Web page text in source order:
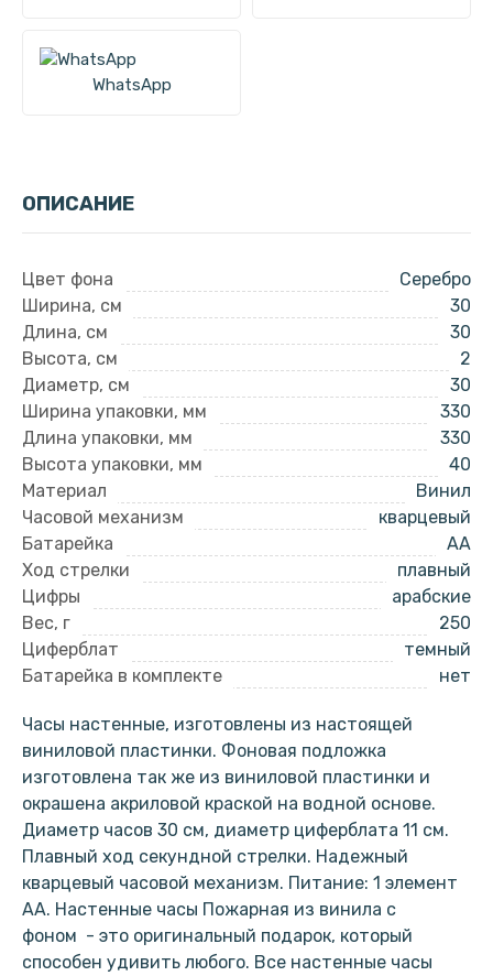
WhatsApp
ОПИСАНИЕ
Цвет фона
Серебро
Ширина, см
30
Длина, см
30
Высота, см
2
Диаметр, см
30
Ширина упаковки, мм
330
Длина упаковки, мм
330
Высота упаковки, мм
40
Материал
Винил
Часовой механизм
кварцевый
Батарейка
AA
Ход стрелки
плавный
Цифры
арабские
Вес, г
250
Циферблат
темный
Батарейка в комплекте
нет
Часы настенные, изготовлены из настоящей
виниловой пластинки. Фоновая подложка
изготовлена так же из виниловой пластинки и
окрашена акриловой краской на водной основе.
Диаметр часов 30 см, диаметр циферблата 11 см.
Плавный ход секундной стрелки. Надежный
кварцевый часовой механизм. Питание: 1 элемент
АА. Настенные часы Пожарная из винила с
фоном - это оригинальный подарок, который
способен удивить любого. Все настенные часы